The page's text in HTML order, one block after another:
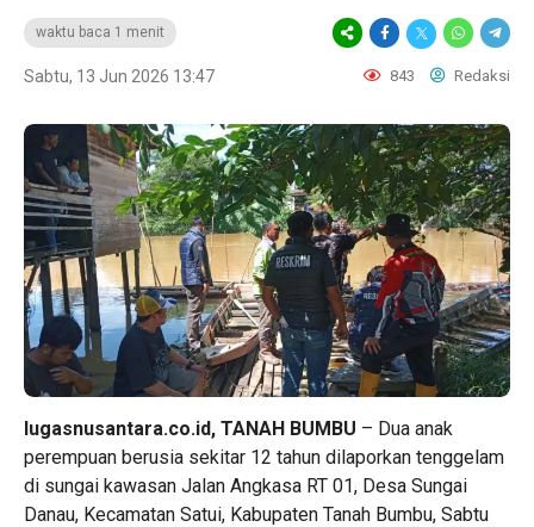
waktu baca 1 menit
Sabtu, 13 Jun 2026 13:47 843 Redaksi
lugasnusantara.co.id, TANAH BUMBU – Dua anak
perempuan berusia sekitar 12 tahun dilaporkan tenggelam
di sungai kawasan Jalan Angkasa RT 01, Desa Sungai
Danau, Kecamatan Satui, Kabupaten Tanah Bumbu, Sabtu